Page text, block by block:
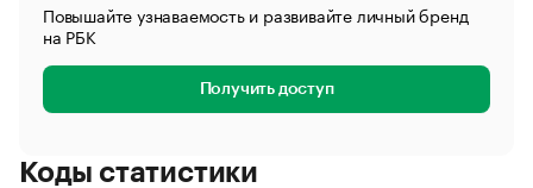
Повышайте узнаваемость и развивайте личный бренд
на РБК
Получить доступ
Коды статистики